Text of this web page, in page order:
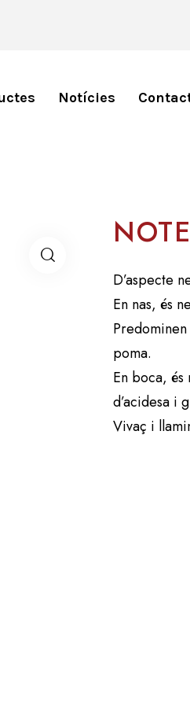
Notícies
D’aspecte
En nas, és
poma.
En boca,
d’acidesa i
Vivaç i